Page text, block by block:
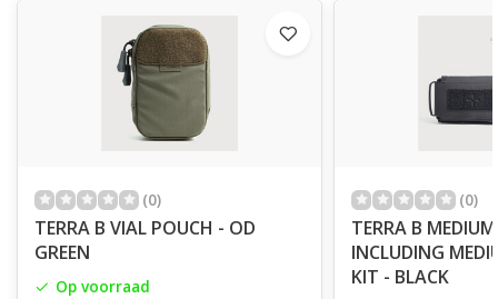
(0)
TERRA B VIAL POUCH - OD
GREEN
Op voorraad
(0)
TERRA B
INCLUDING
KIT - BLACK